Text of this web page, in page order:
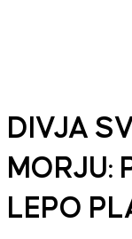
DIVJA
MORJU:
LEPO